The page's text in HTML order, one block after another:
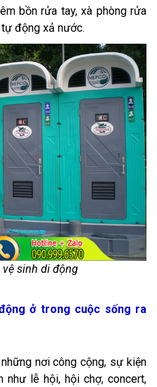
bồn rửa tay, xà phòng rửa
động xả nước.
vệ sinh di động
ở trong cuộc sống ra
nơi công cộng, sự kiện
lễ hội, hội chợ, concert,